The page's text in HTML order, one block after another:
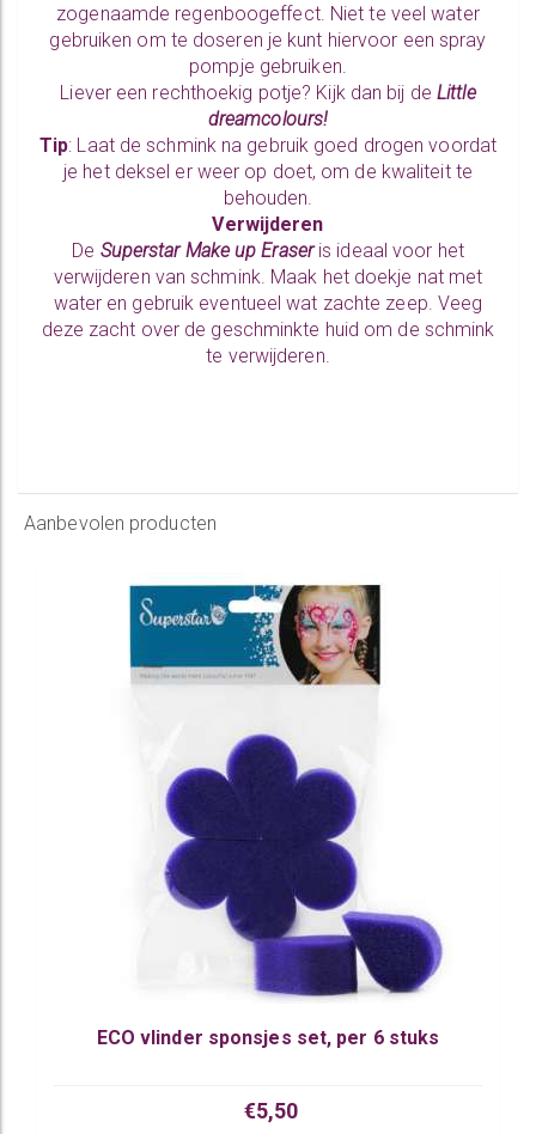
zogenaamde regenboogeffect. Niet te veel water
gebruiken om te doseren je kunt hiervoor een spray
pompje gebruiken.
Liever een rechthoekig potje? Kijk dan bij de Little
dreamcolours!
Tip: Laat de schmink na gebruik goed drogen voordat
je het deksel er weer op doet, om de kwaliteit te
behouden.
Verwijderen
De Superstar Make up Eraseris ideaal voor het
verwijderen van schmink. Maak het doekje nat met
water en gebruik eventueel wat zachte zeep. Veeg
deze zacht over de geschminkte huid om de schmink
te verwijderen.
Aanbevolen producten
ECO vlinder sponsjes set, per 6 stuks
€5,50